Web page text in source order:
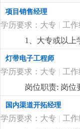
与制定公司销
程，完成销售
任职要求：1、
关能力，具有
作经验，两年
16年的企业，
迎志同道合的
项目销售经理
学历要求：大专 | 工
1、大专或以上
明行业有做过
表达能力，能
合的有识之士
灯带电子工程师
学历要求：大专 | 工
岗位职责: 岗位
先；3、精通开
的沟通协调能
国内渠道开拓经理
学历要求：大专 | 工